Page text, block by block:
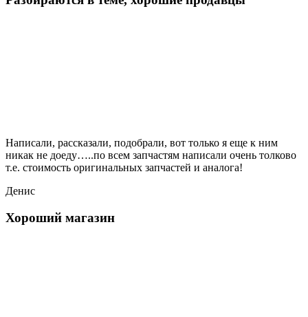
Написали, рассказали, подобрали, вот только я еще к ним
никак не доеду…..по всем запчастям написали очень толково
т.е. стоимость оригинальных запчастей и аналога!
Денис
Хороший магазин